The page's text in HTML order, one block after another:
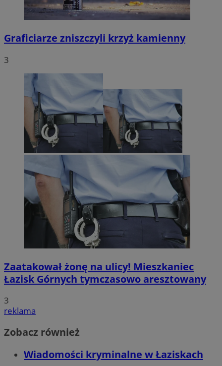
Graficiarze zniszczyli krzyż kamienny
3
Zaatakował żonę na ulicy! Mieszkaniec
Łazisk Górnych tymczasowo aresztowany
3
reklama
Zobacz również
Wiadomości kryminalne w Łaziskach